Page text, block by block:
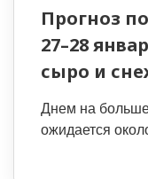
Прогноз
27–28
сыро и
Днем на
ожидается